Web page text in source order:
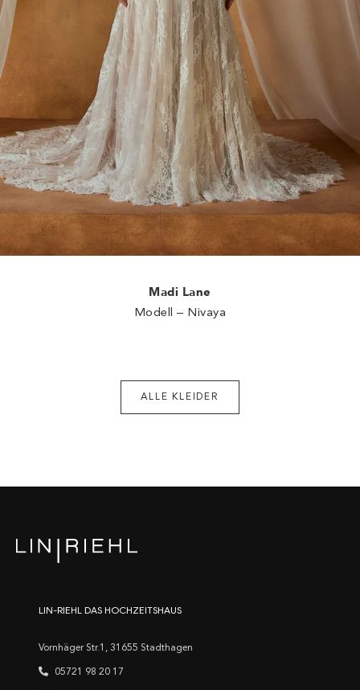
Madi Lane
Modell – Nivaya
ALLE KLEIDER
LIN-RIEHL DAS HOCHZEITSHAUS
Vornhäger Str.1, 31655 Stadthagen
05721 98 20 17